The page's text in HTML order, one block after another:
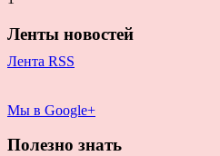
Ленты новостей
Лента RSS
Мы в Google+
Полезно знать